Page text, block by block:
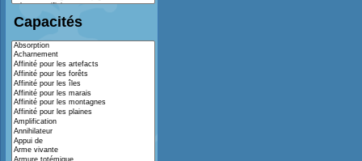
Capacités